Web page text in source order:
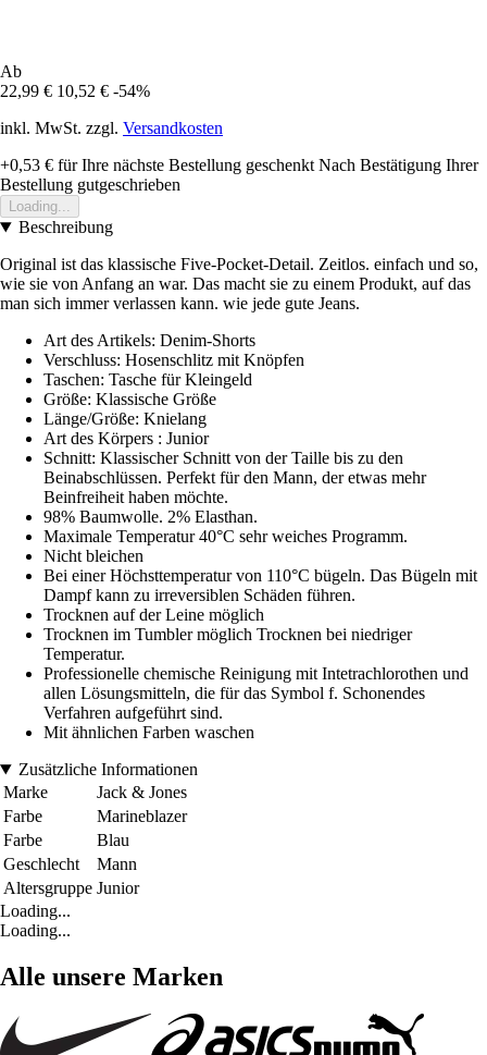
Ab
22,99 € 10,52 € -54%
inkl. MwSt. zzgl. Versandkosten
+0,53 € für Ihre nächste Bestellung geschenkt Nach Bestätigung Ihrer
Bestellung gutgeschrieben
Loading...
Beschreibung
Original ist das klassische Five-Pocket-Detail. Zeitlos. einfach und so,
wie sie von Anfang an war. Das macht sie zu einem Produkt, auf das
man sich immer verlassen kann. wie jede gute Jeans.
Art des Artikels: Denim-Shorts
Verschluss: Hosenschlitz mit Knöpfen
Taschen: Tasche für Kleingeld
Größe: Klassische Größe
Länge/Größe: Knielang
Art des Körpers : Junior
Schnitt: Klassischer Schnitt von der Taille bis zu den
Beinabschlüssen. Perfekt für den Mann, der etwas mehr
Beinfreiheit haben möchte.
98% Baumwolle. 2% Elasthan.
Maximale Temperatur 40°C sehr weiches Programm.
Nicht bleichen
Bei einer Höchsttemperatur von 110°C bügeln. Das Bügeln mit
Dampf kann zu irreversiblen Schäden führen.
Trocknen auf der Leine möglich
Trocknen im Tumbler möglich Trocknen bei niedriger
Temperatur.
Professionelle chemische Reinigung mit Intetrachlorothen und
allen Lösungsmitteln, die für das Symbol f. Schonendes
Verfahren aufgeführt sind.
Mit ähnlichen Farben waschen
Zusätzliche Informationen
Marke
Jack & Jones
Farbe
Marineblazer
Farbe
Blau
Geschlecht
Mann
Altersgruppe Junior
Loading...
Loading...
Alle unsere Marken